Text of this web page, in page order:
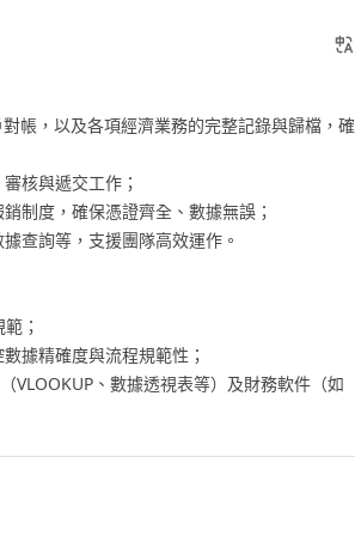
帳，以及各項經濟業務的完整記錄與歸檔，確
核與遞交工作；
制度，確保憑證齊全、數據無誤；
查詢等，支援團隊高效運作。
；
據精確度與流程規範性；
VLOOKUP、數據透視表等）及財務軟件（如